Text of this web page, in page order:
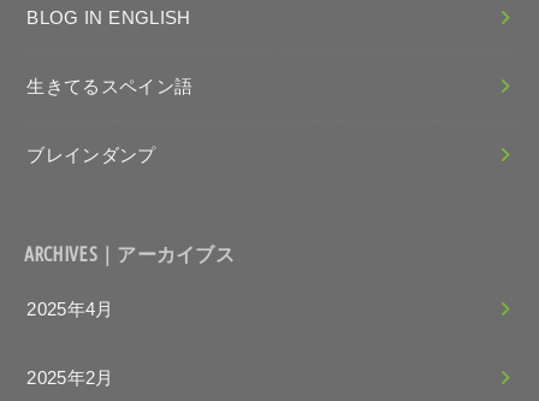
BLOG IN ENGLISH
生きてるスペイン語
ブレインダンプ
ARCHIVES｜アーカイブス
2025年4月
2025年2月